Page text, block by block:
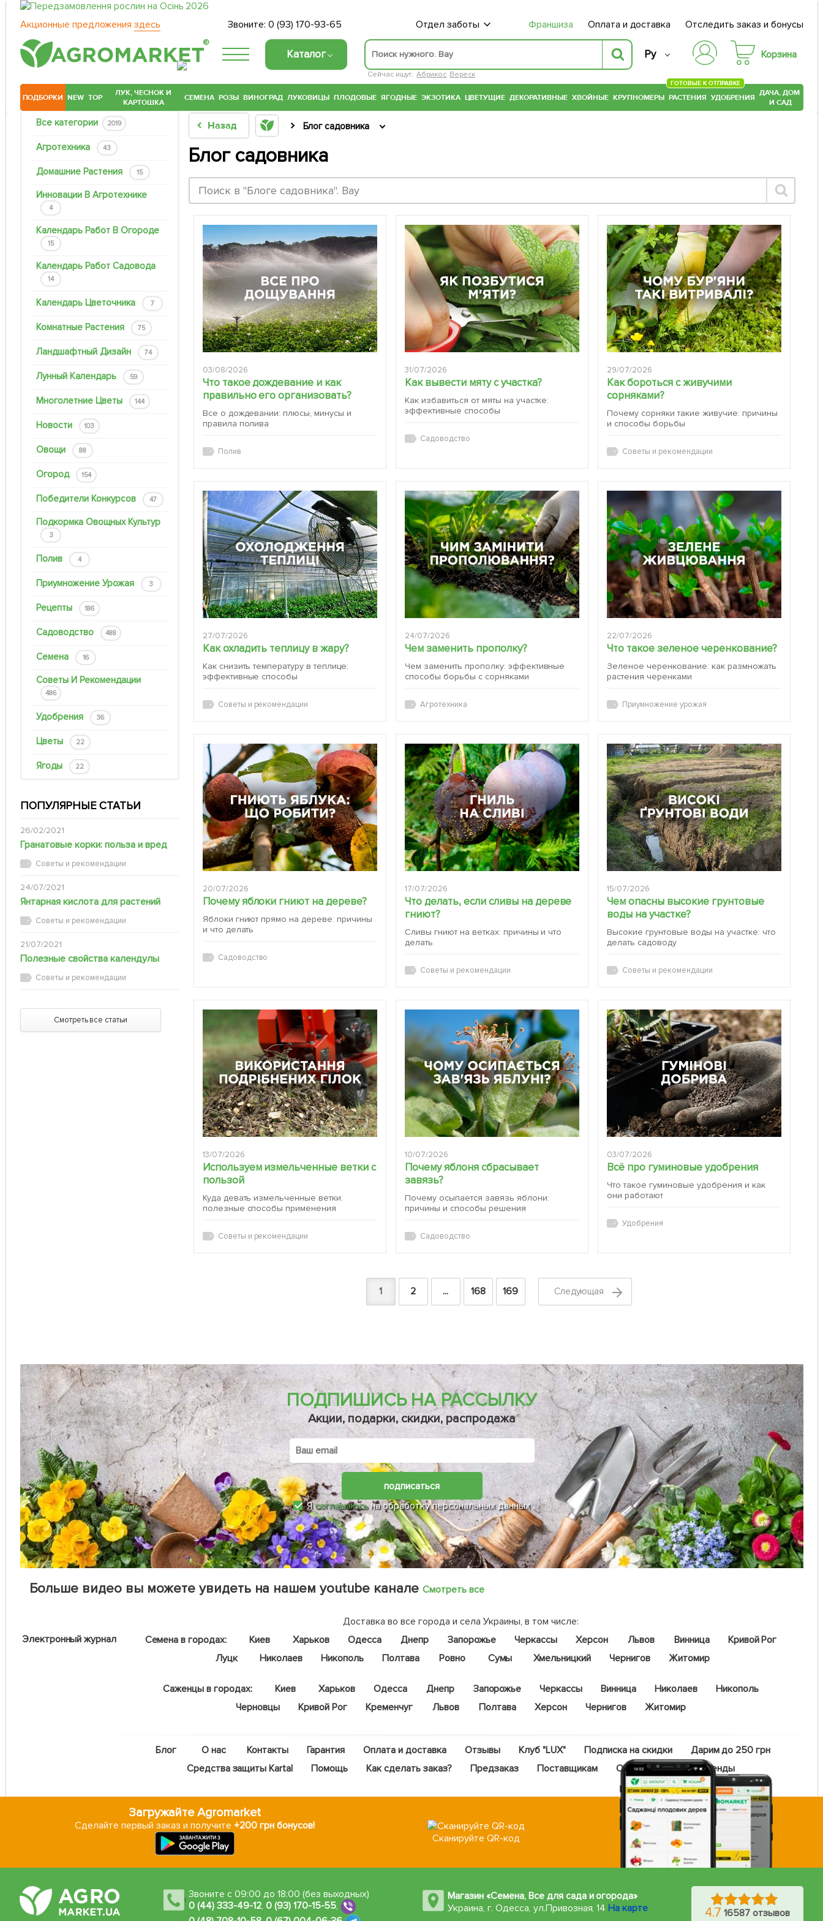
Акционные предложения здесь Звоните:0 (93) 170-93-65 Отдел заботы Франшиза Оплата и доставка Отследить заказ и бонусы
®
Каталог
Сейчас ищут: Абрикос Вереск
Ру Корзина
ПОДБОРКИ NEW TOP
ЛУК, ЧЕСНОК И
КАРТОШКА
СЕМЕНА РОЗЫ ВИНОГРАД ЛУКОВИЦЫ ПЛОДОВЫЕ ЯГОДНЫЕ ЭКЗОТИКА ЦВЕТУЩИЕ ДЕКОРАТИВНЫЕ ХВОЙНЫЕ КРУПНОМЕРЫ РАСТЕНИЯ
ГОТОВЫЕ К ОТПРАВКЕ
УДОБРЕНИЯ ДАЧА, ДОМ
И САД
Все категории 2019
Агротехника 43
Домашние Растения 15
Инновации В Агротехнике
4
Календарь Работ В Огороде
15
Календарь Работ Садовода
14
Календарь Цветочника 7
Комнатные Растения 75
Ландшафтный Дизайн 74
Лунный Календарь 59
Многолетние Цветы 144
Новости 103
Овощи 88
Огород 154
Победители Конкурсов 47
Подкормка Овощных Культур
3
Полив 4
Приумножение Урожая 3
Рецепты 186
Садоводство 488
Семена 16
Советы И Рекомендации
486
Удобрения 36
Цветы 22
Ягоды 22
ПОПУЛЯРНЫЕ СТАТЬИ
26/02/2021
Гранатовые корки: польза и вред
Советы и рекомендации
24/07/2021
Янтарная кислота для растений
Советы и рекомендации
21/07/2021
Полезные свойства календулы
Советы и рекомендации
Смотреть все статьи
Назад Блог садовника
Блог садовника
03/08/2026
Что такое дождевание и как
правильно его организовать?
Все о дождевании: плюсы, минусы и
правила полива
Полив
31/07/2026
Как вывести мяту с участка?
Как избавиться от мяты на участке:
эффективные способы
Садоводство
29/07/2026
Как бороться с живучими
сорняками?
Почему сорняки такие живучие: причины
и способы борьбы
Советы и рекомендации
27/07/2026
Как охладить теплицу в жару?
Как снизить температуру в теплице:
эффективные способы
Советы и рекомендации
24/07/2026
Чем заменить прополку?
Чем заменить прополку: эффективные
способы борьбы с сорняками
Агротехника
22/07/2026
Что такое зеленое черенкование?
Зеленое черенкование: как размножать
растения черенками
Приумножение урожая
20/07/2026
Почему яблоки гниют на дереве?
Яблоки гниют прямо на дереве: причины
и что делать
Садоводство
17/07/2026
Что делать, если сливы на дереве
гниют?
Сливы гниют на ветках: причины и что
делать
Советы и рекомендации
15/07/2026
Чем опасны высокие грунтовые
воды на участке?
Высокие грунтовые воды на участке: что
делать садоводу
Советы и рекомендации
13/07/2026
Используем измельченные ветки с
пользой
Куда девать измельченные ветки:
полезные способы применения
Советы и рекомендации
10/07/2026
Почему яблоня сбрасывает
завязь?
Почему осыпается завязь яблони:
причины и способы решения
Садоводство
03/07/2026
Всё про гуминовые удобрения
Что такое гуминовые удобрения и как
они работают
Удобрения
1 2 ... 168 169 Cледующая
ПОДПИШИСЬ НА РАССЫЛКУ
Акции, подарки, скидки, распродажа
подписаться
Ясоглашаюсьна обработку персональных данных
Больше видео вы можете увидеть на нашем youtube каналеСмотреть все
Электронный журнал
Доставка во все города и села Украины, в том числе:
Семена в городах:
Киев Харьков Одесса Днепр Запорожье Черкассы Херсон Львов Винница
Кривой Рог
Луцк
Николаев Никополь Полтава Ровно Сумы Хмельницкий Чернигов Житомир
Саженцы в городах: Киев Харьков Одесса Днепр Запорожье Черкассы Винница Николаев
Никополь
Черновцы
Кривой Рог Кременчуг Львов Полтава Херсон Чернигов Житомир
Блог О нас Контакты Гарантия Оплата и доставка Отзывы Клуб "LUX" Подписка на скидки
Дарим до 250 грн
Средства защиты Kartal
Помощь Как сделать заказ? Предзаказ Поставщикам Оптовый прайс Бренды
Загружайте Agromarket
Сделайте первый заказ и получите +200 грн бонусов!
Сканируйте QR-код
Звоните с 09:00 до 18:00 (без выходных)
0 (44) 333-49-12, 0 (93) 170-15-55,
Магазин «Семена, Все для сада и огорода»
Украина, г. Одесса, ул.Привозная, 14 На карте 4.7 16587 отзывов